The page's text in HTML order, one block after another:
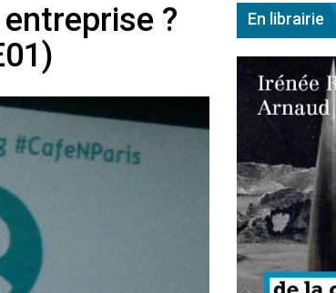
champs : « On impose et copie le gigantisme états-
?
En librairie